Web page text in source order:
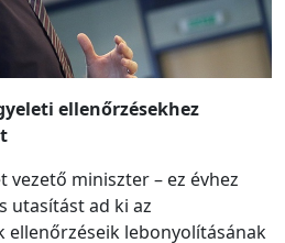
ellenőrzésekhez
vezető miniszter – ez évhez
utasítást ad ki az
ellenőrzéseik lebonyolításának